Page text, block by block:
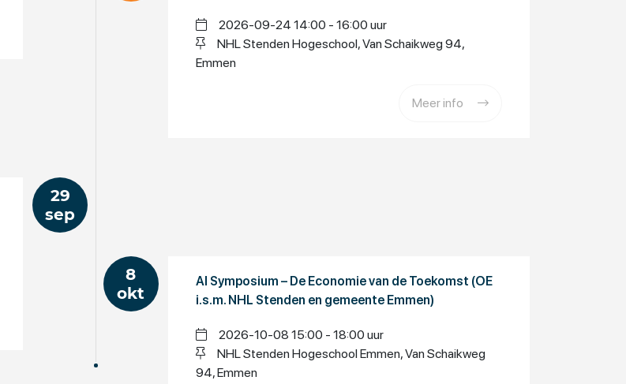
2026-09-24 14:00 - 16:00 uur
NHL Stenden Hogeschool, Van Schaikweg 94,
Emmen
Meer info
29
sep
8
okt
AI Symposium – De Economie van de Toekomst (OE
i.s.m. NHL Stenden en gemeente Emmen)
2026-10-08 15:00 - 18:00 uur
NHL Stenden Hogeschool Emmen, Van Schaikweg
94, Emmen